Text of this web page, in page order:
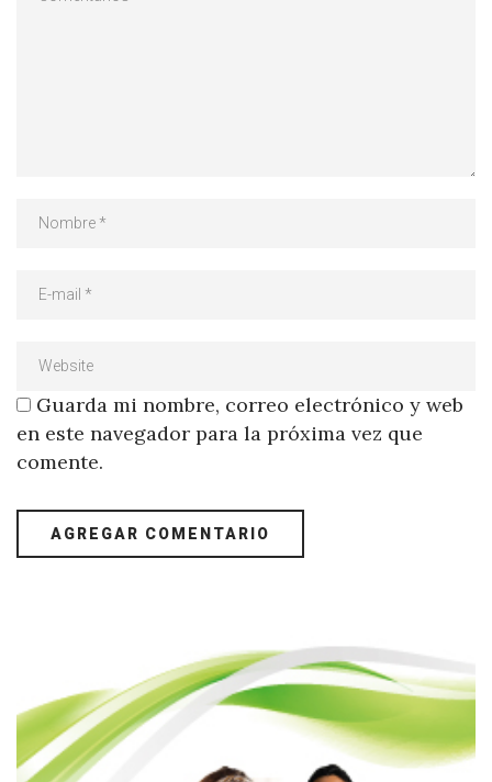
Guarda mi nombre, correo electrónico y web
en este navegador para la próxima vez que
comente.